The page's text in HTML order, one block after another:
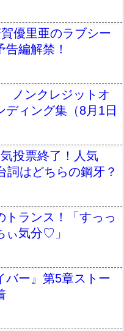
優里亜のラブシー
編解禁！
ノンクレジットオ
ディング集（8月1日
投票終了！人気
詞はどちらの鋼牙？
トランス！「すっっ
ぃ気分♡」
バー』第5章ストー